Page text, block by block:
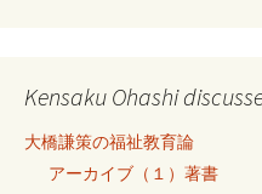
Kensaku Ohashi
大橋謙策の福祉教育論
アーカイブ（１）著書